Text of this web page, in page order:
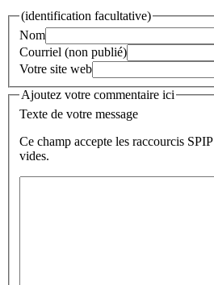
(identification facultative)
Nom
Courriel (non publié)
Votre site web
Ajoutez votre commentaire ici
Texte de votre message
Ce champ accepte les raccourcis SPIP
vides.